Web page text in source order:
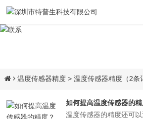
温度传感器精度 > 温度传感器精度（2条
如何提高温度传感器的
温度传感器的精度还可